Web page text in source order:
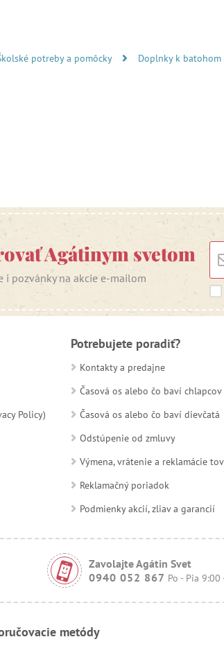
potreby a pomôcky
Doplnky k batohom
Agátinym svetom
i pozvánky na akcie e-mailom
Policy)
Potrebujete poradiť?
Kontakty a predajne
Časová os alebo čo baví chlapcov
Časová os alebo čo baví dievčatá
Odstúpenie od zmluvy
Výmena, vrátenie a reklamácie
Reklamačný poriadok
Podmienky akcií, zliav a garancií
Zavolajte Agátin Svet
0940 052 867 Po - Pia 9:00
metódy